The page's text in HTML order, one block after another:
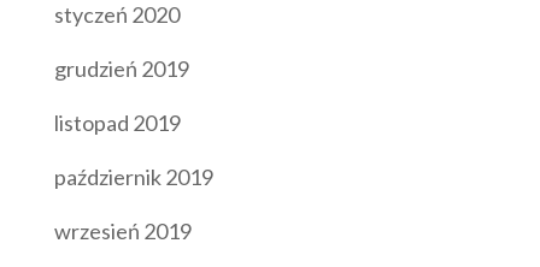
styczeń 2020
grudzień 2019
listopad 2019
październik 2019
wrzesień 2019